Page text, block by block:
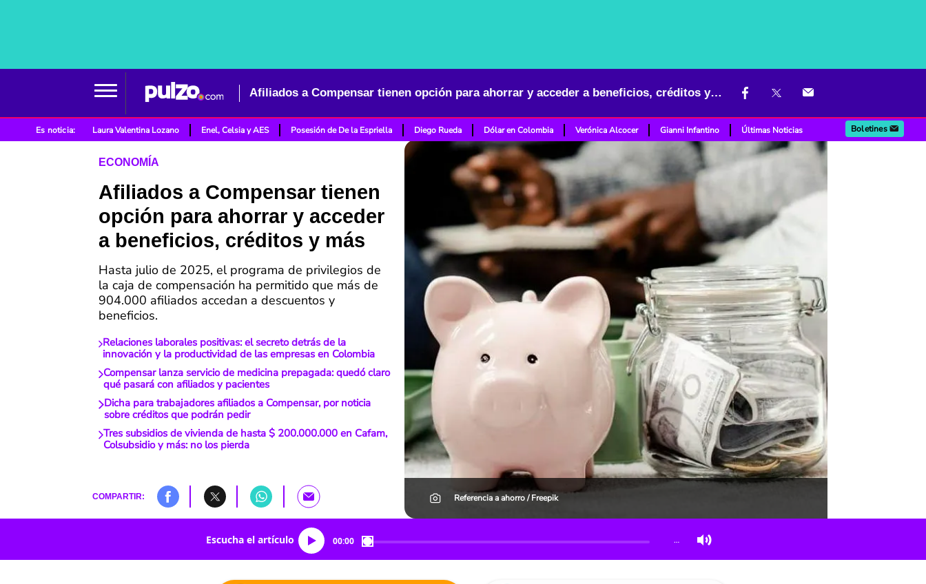
Afiliados a Compensar tienen opción para ahorrar y acceder a beneficios, créditos y más
Es noticia: Laura Valentina Lozano Enel, Celsia y AES Posesión de De la Espriella Diego Rueda Dólar en Colombia Verónica Alcocer Gianni Infantino Últimas Noticias Boletines
ECONOMÍA
Afiliados a Compensar tienen
opción para ahorrar y acceder
a beneficios, créditos y más
Hasta julio de 2025, el programa de privilegios de
la caja de compensación ha permitido que más de
904.000 afiliados accedan a descuentos y
beneficios.
Relaciones laborales positivas: el secreto detrás de la
innovación y la productividad de las empresas en Colombia
Compensar lanza servicio de medicina prepagada: quedó claro
qué pasará con afiliados y pacientes
Dicha para trabajadores afiliados a Compensar, por noticia
sobre créditos que podrán pedir
Tres subsidios de vivienda de hasta $ 200.000.000 en Cafam,
Colsubsidio y más: no los pierda
COMPARTIR: Referencia a ahorro / Freepik
Escucha el artículo 00:00 …